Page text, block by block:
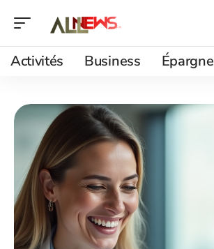
Activités Business Épargne